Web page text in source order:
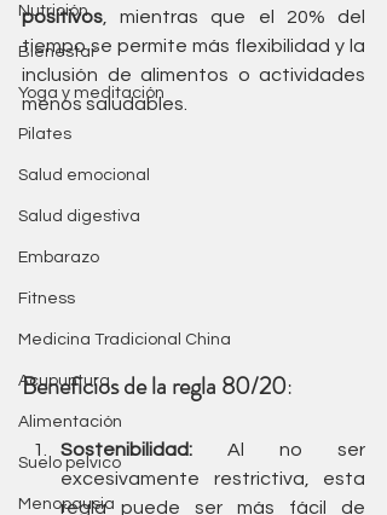
Nutrición
Bienestar
Yoga y meditación
Pilates
Salud emocional
Salud digestiva
Embarazo
Fitness
Medicina Tradicional China
Acupuntura
Alimentación
Suelo pelvico
Menopausia
positivos, mientras que el 20% del
tiempo se permite más flexibilidad y la
inclusión de alimentos o actividades
menos saludables.
Beneficios de la regla 80/20:
Sostenibilidad: Al no ser
excesivamente restrictiva, esta
regla puede ser más fácil de